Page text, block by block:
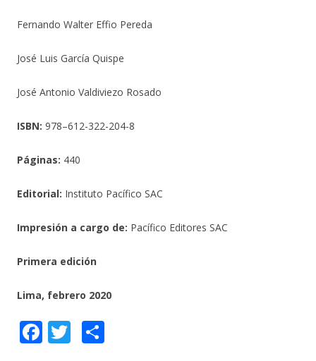
Fernando Walter Effio Pereda
José Luis García Quispe
José Antonio Valdiviezo Rosado
ISBN: 978–612-322-204-8
Páginas: 440
Editorial: Instituto Pacífico SAC
Impresión a cargo de: Pacífico Editores SAC
Primera edición
Lima, febrero 2020
F T